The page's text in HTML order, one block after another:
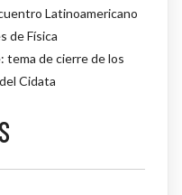
Latinoamericano
de Física
tema de cierre de los
Cidata